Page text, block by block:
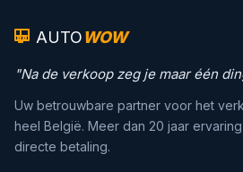
AUTOWOW
"Na de verkoop zeg je maar één
Uw betrouwbare partner voor het
heel België. Meer dan 20 jaar
directe betaling.